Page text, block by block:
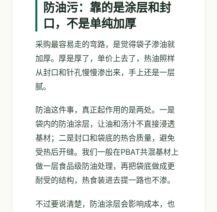
防油污：靠的是涂层和封
口，不是单纯加厚
采购最容易走的弯路，是觉得袋子渗油就
加厚。厚是厚了，单价上去了，热油照样
从封口和针孔慢慢渗出来，手上还是一层
腻。
防油这件事，真正起作用的是两处。一是
袋内的防油涂层，让油和汤汁不直接浸透
基材；二是封口和袋底的热合质量，避免
受热后开缝。我们一般在PBAT共混基材上
做一层食品级防油处理，再把袋底做成更
耐受的结构，热食装进去提一路也不渗。
不过要说清楚，防油涂层会影响成本，也